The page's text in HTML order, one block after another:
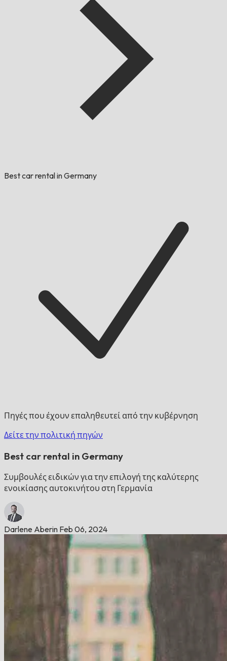
Best car rental in Germany
Πηγές που έχουν επαληθευτεί από την κυβέρνηση
Δείτε την πολιτική πηγών
Best car rental in Germany
Συμβουλές ειδικών για την επιλογή της καλύτερης
ενοικίασης αυτοκινήτου στη Γερμανία
Darlene Aberin Feb 06, 2024